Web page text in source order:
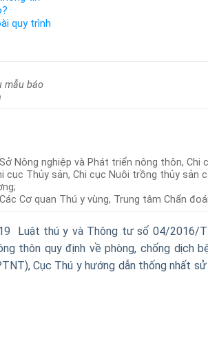
quy trình
mẫu báo
Nông nghiệp và Phát triển nông thôn, Chi
cục Thủy sản, Chi cục Nuôi trồng thủy
Cơ quan Thú y vùng, Trung tâm Chẩn
Luật thú y và Thông tư số 04/2016/
thôn quy định về phòng, chống dịch
Cục Thú y hướng dẫn thống nhất